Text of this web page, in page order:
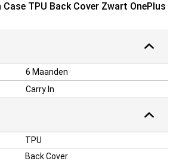
TPU Back Cover Zwart OnePlus
6 Maanden
Carry In
TPU
Back Cover